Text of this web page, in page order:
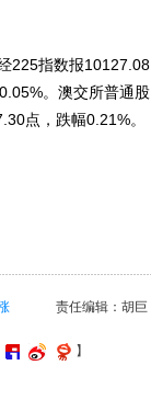
225指数报10127.08
。澳交所普通股
点，跌幅0.21%。
责任编辑：胡巨
】